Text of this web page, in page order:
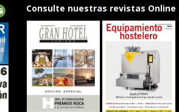
Consulte nuestras revistas Online